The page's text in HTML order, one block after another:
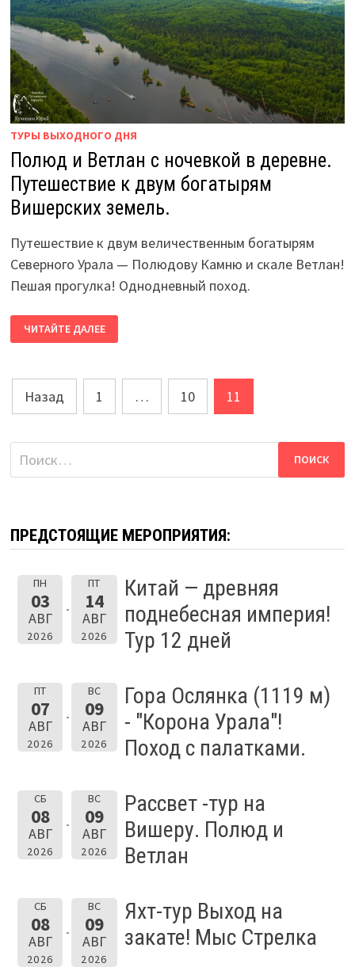
ТУРЫ ВЫХОДНОГО ДНЯ
Полюд и Ветлан с ночевкой в деревне.
Путешествие к двум богатырям
Вишерских земель.
Путешествие к двум величественным богатырям
Северного Урала — Полюдову Камню и скале Ветлан!
Пешая прогулка! Однодневный поход.
ПОЛЮД
И
ВЕТЛАН
В
ДЕРЕВНЕ.
ПУТЕШЕСТВИЕ
К
ВИШЕРСКИХ
ЗЕМЕЛЬ.
ЧИТАЙТЕ ДАЛЕЕ
Пагинация
записей
Назад 1 … 10 11
Найти:
ПРЕДСТОЯЩИЕ МЕРОПРИЯТИЯ:
ПН
03
АВГ
2026
ПТ
14
АВГ
2026
Китай — древняя
поднебесная империя!
Тур 12 дней
ПТ
07
АВГ
2026
ВС
09
АВГ
2026
Гора Ослянка (1119 м)
- "Корона Урала"!
Поход с палатками.
СБ
08
АВГ
2026
ВС
09
АВГ
2026
Рассвет -тур на
Вишеру. Полюд и
Ветлан
СБ
08
АВГ
2026
ВС
09
АВГ
2026
Яхт-тур Выход на
закате! Мыс Стрелка